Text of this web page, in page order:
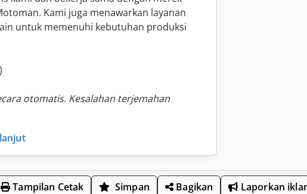
Kami juga menawarkan layanan
untuk memenuhi kebutuhan produksi
otomatis. Kesalahan terjemahan
Tampilan Cetak Simpan Bagikan Laporkan